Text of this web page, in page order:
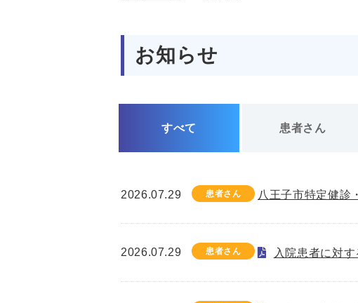
お知らせ
すべて 患者さん
2026.07.29 患者さん 八王子市特定健診
2026.07.29 患者さん 入院患者に対